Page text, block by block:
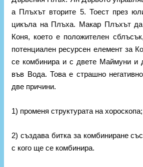
а Плъхът вторите 5. Тоест през
цикъла на Плъха. Макар Плъхът да
Коня, което е положителен
потенциален ресурсен елемент за
се комбинира и с двете Маймуни и
във Вода. Това е страшно
две причини.
1) променя структурата на хороскопа;
2) създава битка за комбиниране
с кого ще се комбинира.